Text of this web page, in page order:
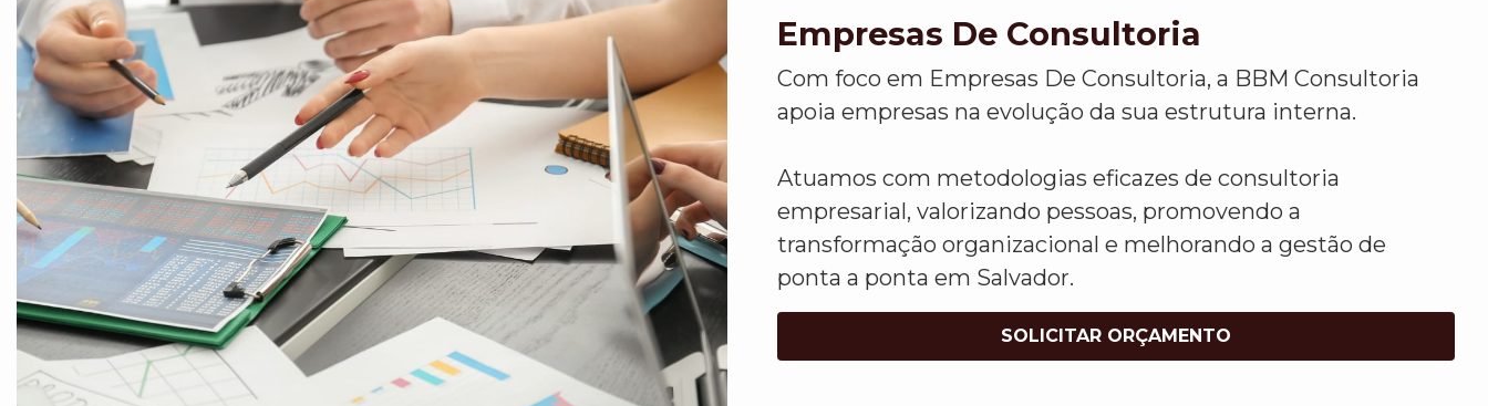
Empresas De Consultoria
Com foco em Empresas De Consultoria, a BBM Consultoria
apoia empresas na evolução da sua estrutura interna.
Atuamos com metodologias eficazes de consultoria
empresarial, valorizando pessoas, promovendo a
transformação organizacional e melhorando a gestão de
ponta a ponta em Salvador.
SOLICITAR ORÇAMENTO